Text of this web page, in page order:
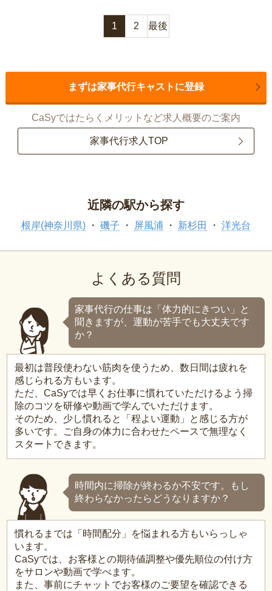
1 2 最後
まずは家事代行キャストに登録
CaSyではたらくメリットなど求人概要のご案内
家事代行求人TOP
近隣の駅から探す
根岸(神奈川県) 磯子 屏風浦 新杉田 洋光台
よくある質問
家事代行の仕事は「体力的にきつい」と
聞きますが、運動が苦手でも大丈夫です
か？
最初は普段使わない筋肉を使うため、数日間は疲れを
感じられる方もいます。
ただ、CaSyでは早くお仕事に慣れていただけるよう掃
除のコツを研修や動画で学んでいただけます。
そのため、少し慣れると「程よい運動」と感じる方が
多いです。ご自身の体力に合わせたペースで無理なく
スタートできます。
時間内に掃除が終わるか不安です。もし
終わらなかったらどうなりますか？
慣れるまでは「時間配分」を悩まれる方もいらっしゃ
います。
CaSyでは、お客様との期待値調整や優先順位の付け方
をサロンや動画で学べます。
また、事前にチャットでお客様のご要望を確認できる